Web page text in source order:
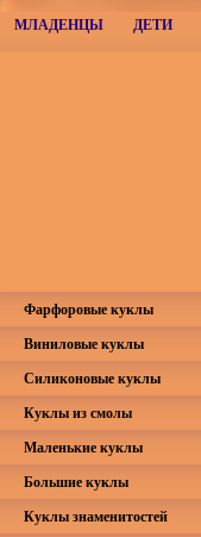
МЛАДЕНЦЫ ДЕТИ
Фарфоровые куклы
Виниловые куклы
Силиконовые куклы
Куклы из смолы
Маленькие куклы
Большие куклы
Куклы знаменитостей